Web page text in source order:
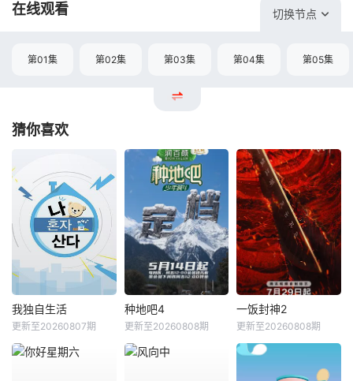
在线观看 切换节点
第01集 第02集 第03集 第04集 第05集
猜你喜欢
我独自生活
更新至20260807期
种地吧4
更新至20260808期
一饭封神2
更新至20260808期